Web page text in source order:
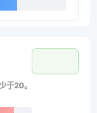
于20。